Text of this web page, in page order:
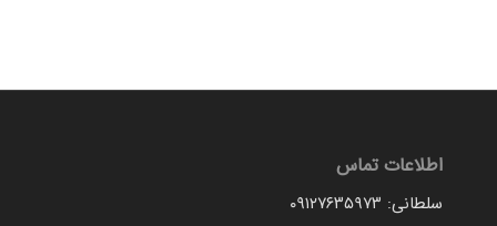
اطلاعات تماس
سلطانی: ۰۹۱۲۷۶۳۵۹۷۳